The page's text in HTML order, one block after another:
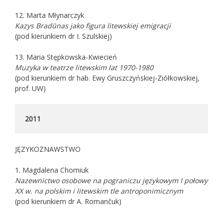
12. Marta Młynarczyk
Kazys Bradūnas jako figura litewskiej emigracji
(pod kierunkiem dr I. Szulskiej)
13. Maria Stępkowska-Kwiecień
Muzyka w teatrze litewskim lat 1970-1980
(pod kierunkiem dr hab. Ewy Gruszczyńskiej-Ziółkowskiej,
prof. UW)
2011
JĘZYKOZNAWSTWO
1. Magdalena Chomiuk
Nazewnictwo osobowe na pograniczu językowym I połowy
XX w. na polskim i litewskim tle antroponimicznym
(pod kierunkiem dr A. Romančuk)